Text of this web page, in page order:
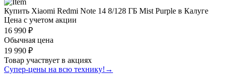
Купить Xiaomi Redmi Note 14 8/128 ГБ Mist Purple в Калуге
Цена с учетом акции
16 990 ₽
Обычная цена
19 990 ₽
Товар участвует в акциях
Супер-цены на всю технику! →